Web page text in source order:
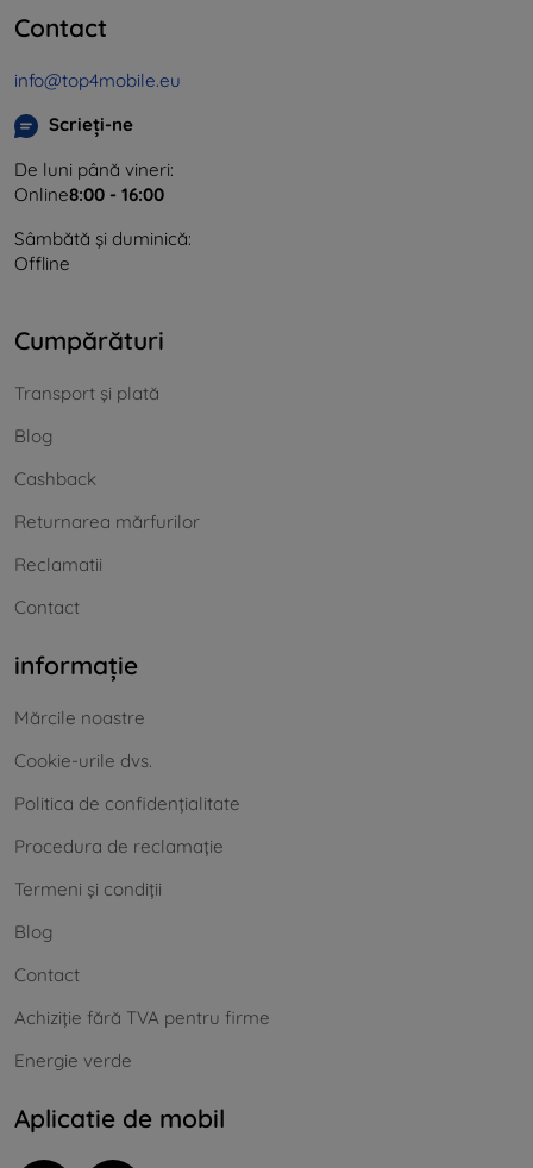
Contact
info@top4mobile.eu
Scrieți-ne
De luni până vineri:
Online8:00 - 16:00
Sâmbătă și duminică:
Offline
Cumpărături
Transport și plată
Blog
Cashback
Returnarea mărfurilor
Reclamatii
Contact
informație
Mărcile noastre
Cookie-urile dvs.
Politica de confidențialitate
Procedura de reclamație
Termeni și condiții
Blog
Contact
Achiziție fără TVA pentru firme
Energie verde
Aplicatie de mobil